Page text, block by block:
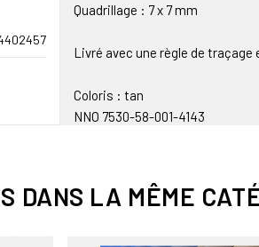
Quadrillage : 7 x 7 mm
Livré avec une règle de traçage
Coloris : tan
NNO 7530-58-001-4143
DANS LA MÊME